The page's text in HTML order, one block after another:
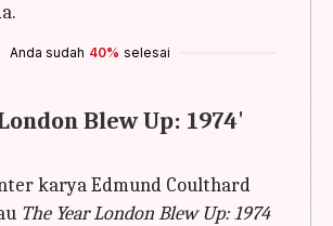
Anda sudah 40% selesai
Blew Up: 1974'
karya Edmund Coulthard
The Year London Blew Up: 1974